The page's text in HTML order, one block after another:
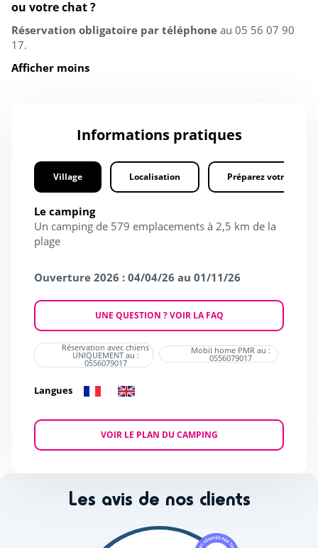
ou votre chat ?
Réservation obligatoire par téléphone au 05 56 07 90
17.
Afficher moins
Informations pratiques
Village Localisation Préparez votre séjour
Le camping
Un camping de 579 emplacements à 2,5 km de la
plage
Ouverture 2026 : 04/04/26 au 01/11/26
UNE QUESTION ? VOIR LA FAQ
Réservation avec chiens
UNIQUEMENT au :
0556079017
Mobil home PMR au :
0556079017
Langues
VOIR LE PLAN DU CAMPING
Les avis de nos clients